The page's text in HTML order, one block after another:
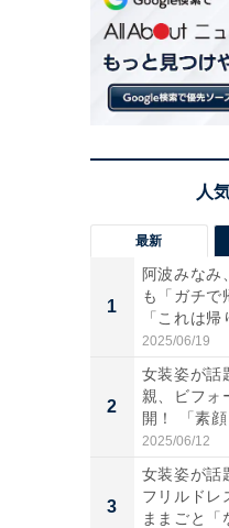
最新
1
阿波みなみ
も「ガチで
「これは帰
ち...
2025/06/19
2
女装姿が話
親、ビフォ
開！ 「素
2025/06/12
3
女装姿が話
フリルドレ
ままごと「